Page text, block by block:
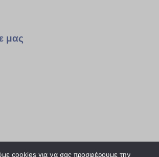
μας
cookies για να σας προσφέρουμε την